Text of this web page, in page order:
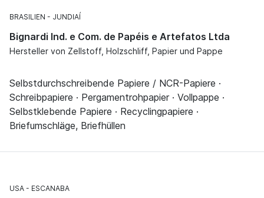
BRASILIEN JUNDIAÍ
Bignardi Ind. e Com. de Papéis e Artefatos Ltda
Hersteller von Zellstoff, Holzschliff, Papier und Pappe
Selbstdurchschreibende Papiere / NCR-Papiere ·
Schreibpapiere · Pergamentrohpapier · Vollpappe ·
Selbstklebende Papiere · Recyclingpapiere ·
Briefumschläge, Briefhüllen
USA ESCANABA